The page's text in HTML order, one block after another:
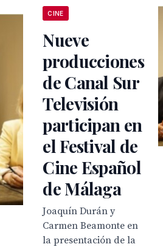
CINE
Nueve
producciones
de Canal Sur
Televisión
participan en
el Festival de
Cine Español
de Málaga
Joaquín Durán y
Carmen Beamonte en
la presentación de la